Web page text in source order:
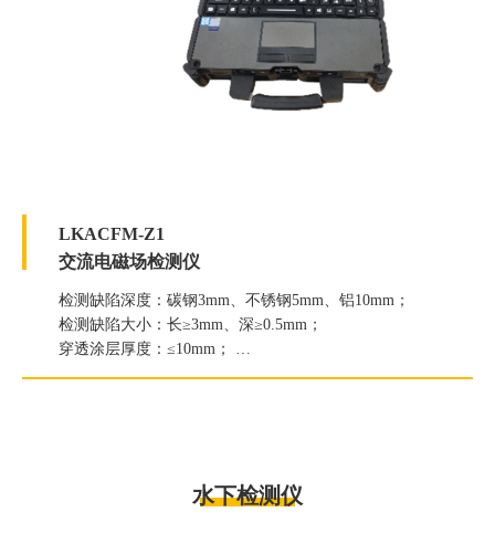
LKACFM-Z1
交流电磁场检测仪
检测缺陷深度：碳钢3mm、不锈钢5mm、铝10mm；
检测缺陷大小：长≥3mm、深≥0.5mm；
穿透涂层厚度：≤10mm；
高温检测：350℃高温检测。
水下检测仪